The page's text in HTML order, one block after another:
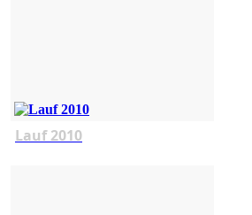
Lauf 2010